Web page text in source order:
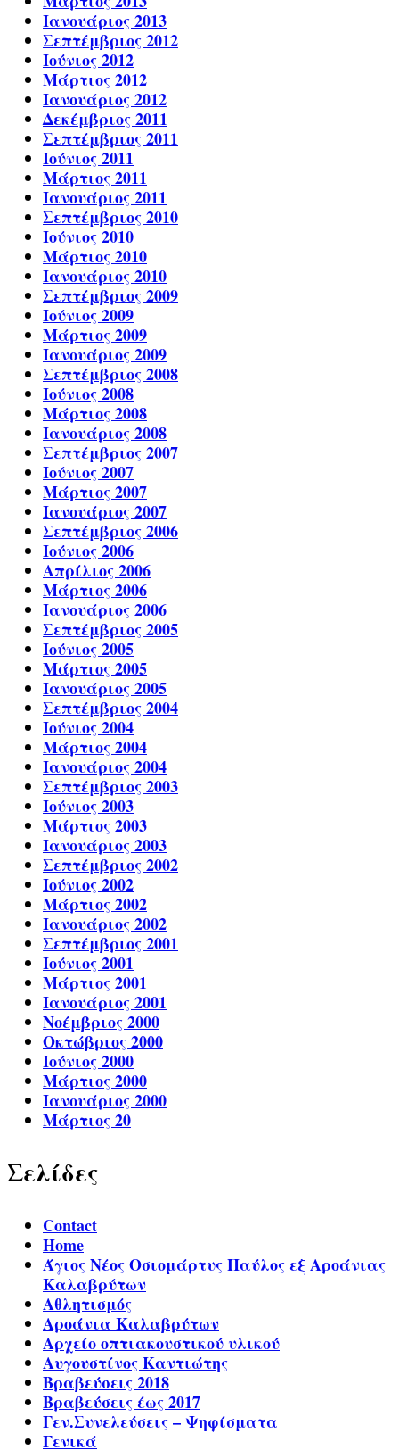
Ιανουάριος 2013
Σεπτέμβριος 2012
Ιούνιος 2012
Μάρτιος 2012
Ιανουάριος 2012
Δεκέμβριος 2011
Σεπτέμβριος 2011
Ιούνιος 2011
Μάρτιος 2011
Ιανουάριος 2011
Σεπτέμβριος 2010
Ιούνιος 2010
Μάρτιος 2010
Ιανουάριος 2010
Σεπτέμβριος 2009
Ιούνιος 2009
Μάρτιος 2009
Ιανουάριος 2009
Σεπτέμβριος 2008
Ιούνιος 2008
Μάρτιος 2008
Ιανουάριος 2008
Σεπτέμβριος 2007
Ιούνιος 2007
Μάρτιος 2007
Ιανουάριος 2007
Σεπτέμβριος 2006
Ιούνιος 2006
Απρίλιος 2006
Μάρτιος 2006
Ιανουάριος 2006
Σεπτέμβριος 2005
Ιούνιος 2005
Μάρτιος 2005
Ιανουάριος 2005
Σεπτέμβριος 2004
Ιούνιος 2004
Μάρτιος 2004
Ιανουάριος 2004
Σεπτέμβριος 2003
Ιούνιος 2003
Μάρτιος 2003
Ιανουάριος 2003
Σεπτέμβριος 2002
Ιούνιος 2002
Μάρτιος 2002
Ιανουάριος 2002
Σεπτέμβριος 2001
Ιούνιος 2001
Μάρτιος 2001
Ιανουάριος 2001
Νοέμβριος 2000
Οκτώβριος 2000
Ιούνιος 2000
Μάρτιος 2000
Ιανουάριος 2000
Μάρτιος 20
Σελίδες
Contact
Home
Άγιος Νέος Οσιομάρτυς Παύλος εξ Αροάνιας
Καλαβρύτων
Αθλητισμός
Αροάνια Καλαβρύτων
Αρχείο οπτιακουστικού υλικού
Αυγουστίνος Καντιώτης
Βραβεύσεις 2018
Βραβεύσεις έως 2017
Γεν.Συνελεύσεις – Ψηφίσματα
Γενικά